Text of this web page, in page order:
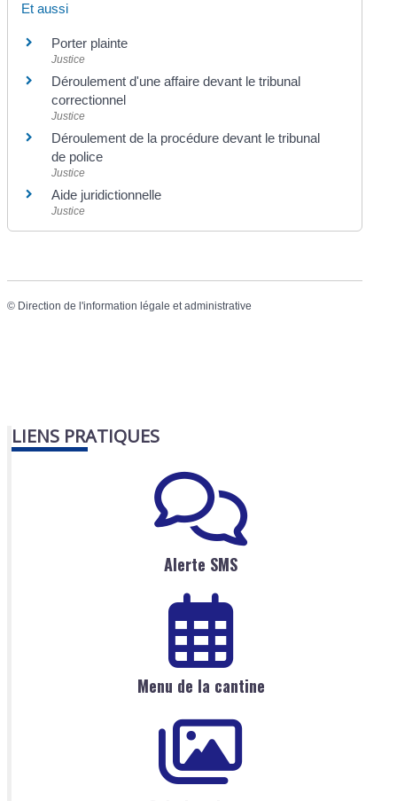
Et aussi
Porter plainte
Justice
Déroulement d'une affaire devant le tribunal
correctionnel
Justice
Déroulement de la procédure devant le tribunal
de police
Justice
Aide juridictionnelle
Justice
© Direction de l'information légale et administrative
LIENS PRATIQUES
Alerte SMS
Menu de la cantine